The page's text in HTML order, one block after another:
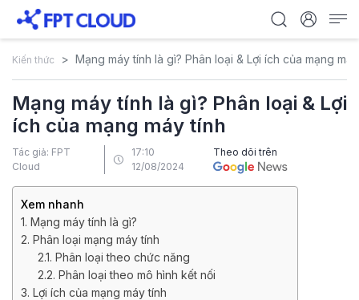
Kiến thức Mạng máy tính là gì? Phân loại & Lợi ích của mạng
Mạng máy tính là gì? Phân loại & Lợi
ích của mạng máy tính
Tác giả: FPT
Cloud
17:10
12/08/2024
Theo dõi trên
Xem nhanh
1. Mạng máy tính là gì?
2. Phân loại mạng máy tính
2.1. Phân loại theo chức năng
2.2. Phân loại theo mô hình kết nối
3. Lợi ích của mạng máy tính